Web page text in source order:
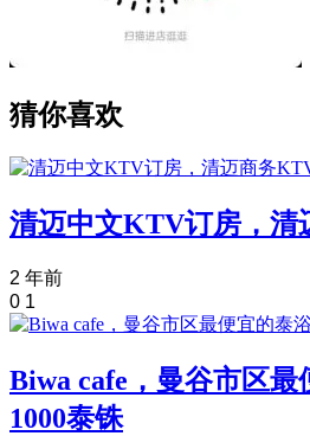
猜你喜欢
清迈中文KTV订房，清
2 年前
0 1
Biwa cafe，曼谷市区最
1000泰铢